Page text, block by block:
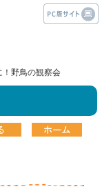
野鳥の観察会